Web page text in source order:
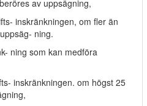
av uppsägning,
inskränkningen, om fler än
ning.
ning som kan medföra
inskränkningen. om högst 25